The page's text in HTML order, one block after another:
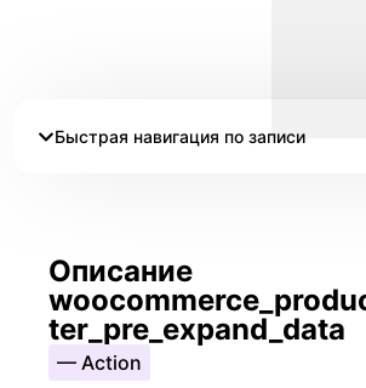
Быстрая навигация по записи
Описание
ter_pre_expand_data
— Action